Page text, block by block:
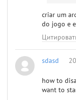
criar um
do jogo e
sdasd
how to
want to